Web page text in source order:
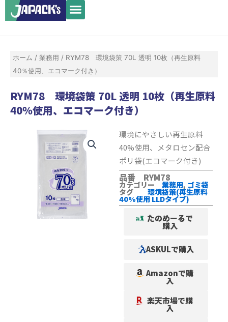
容
メ
ニ
ホーム / 業務用 / RYM78 環境袋策 70L 透明 10枚（再生原料
40％使用、エコマーク付き）
RYM78 環境袋策 70L 透明 10枚（再生原料
40％使用、エコマーク付き）
環境にやさしい再生原料
40%使用、メタロセン配合
ポリ袋(エコマーク付き)
品番 RYM78
カテゴリー 業務用, ゴミ袋
タグ 環境袋策(再生原料
40%使用 LLDタイプ)
たのめーるで
購入
ASKULで購入
Amazonで購
入
楽天市場で購
入